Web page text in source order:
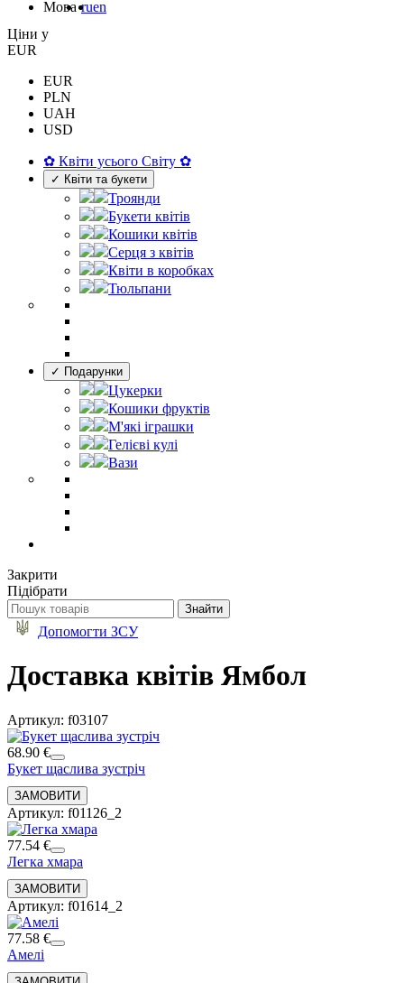
Мова ruen
Цiни у
EUR
EUR
PLN
UAH
USD
✿ Квіти усього Світу ✿
✓ Квіти та букети
Троянди
Букети квітів
Кошики квітів
Серця з квітів
Квіти в коробках
Тюльпани
✓ Подарунки
Цукерки
Кошики фруктів
М'які іграшки
Гелієві кулі
Вази
Закрити
Підібрати
Допомогти ЗСУ
Доставка квітів Ямбол
Артикул: f03107
68.90 €
Букет щаслива зустріч
Артикул: f01126_2
77.54 €
Легка хмара
Артикул: f01614_2
77.58 €
Амелі